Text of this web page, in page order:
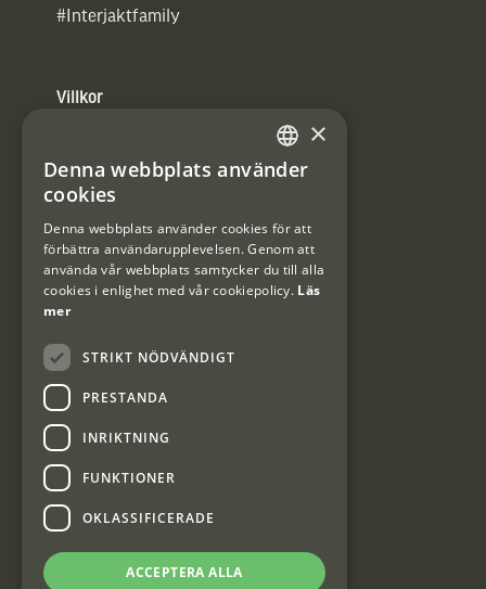
#Interjaktfamily
Villkor
Användarvillkor
#Interjaktfamily
Kundklubb
Information om kundklubben.
Interjakt SE
Interjakt Sweden AB, Årjäng
SWEDISH
×
Denna webbplats använder
cookies
Denna webbplats använder cookies för att
förbättra användarupplevelsen. Genom att
använda vår webbplats samtycker du till alla
cookies i enlighet med vår cookiepolicy. Läs
mer
STRIKT NÖDVÄNDIGT
PRESTANDA
INRIKTNING
FUNKTIONER
OKLASSIFICERADE
ACCEPTERA ALLA